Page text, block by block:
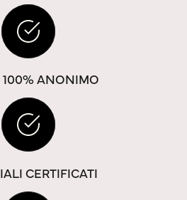
100% ANONIMO
CERTIFICATI